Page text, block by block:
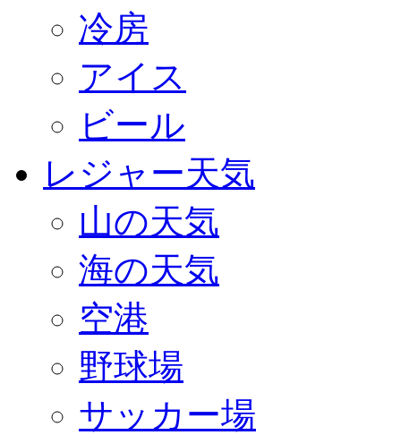
冷房
アイス
ビール
レジャー天気
山の天気
海の天気
空港
野球場
サッカー場